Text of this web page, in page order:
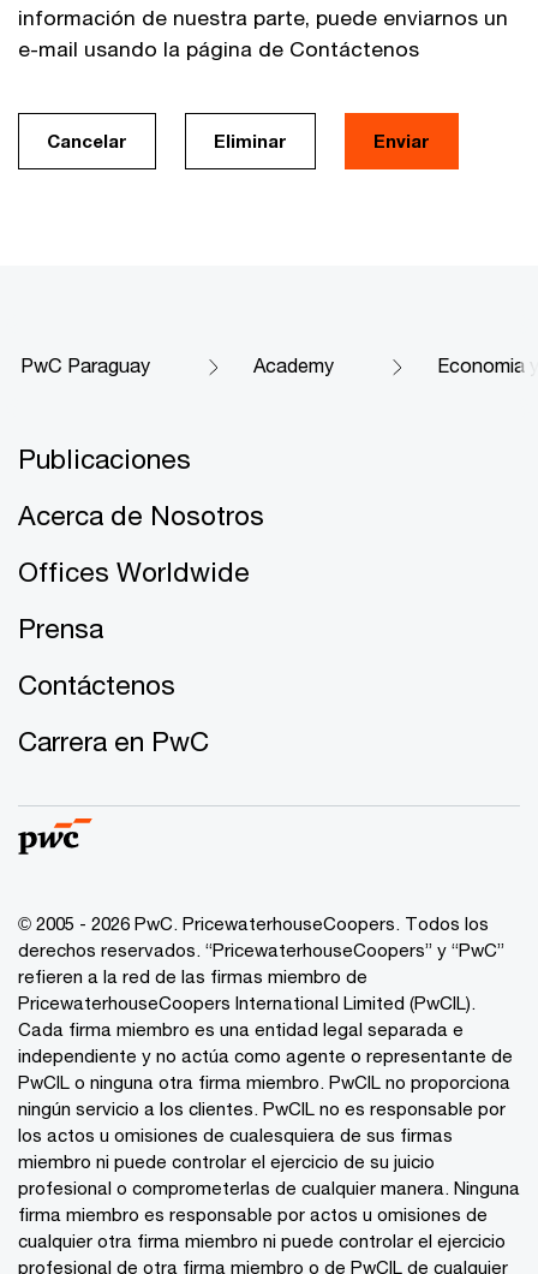
información de nuestra parte, puede enviarnos un
e-mail usando la página de Contáctenos
Cancelar Eliminar Enviar
PwC Paraguay Academy Economia
Publicaciones
Acerca de Nosotros
Offices Worldwide
Prensa
Contáctenos
Carrera en PwC
© 2005 - 2026 PwC. PricewaterhouseCoopers. Todos los
derechos reservados. “PricewaterhouseCoopers” y “PwC”
refieren a la red de las firmas miembro de
PricewaterhouseCoopers International Limited (PwCIL).
Cada firma miembro es una entidad legal separada e
independiente y no actúa como agente o representante de
PwCIL o ninguna otra firma miembro. PwCIL no proporciona
ningún servicio a los clientes. PwCIL no es responsable por
los actos u omisiones de cualesquiera de sus firmas
miembro ni puede controlar el ejercicio de su juicio
profesional o comprometerlas de cualquier manera. Ninguna
firma miembro es responsable por actos u omisiones de
cualquier otra firma miembro ni puede controlar el ejercicio
profesional de otra firma miembro o de PwCIL de cualquier